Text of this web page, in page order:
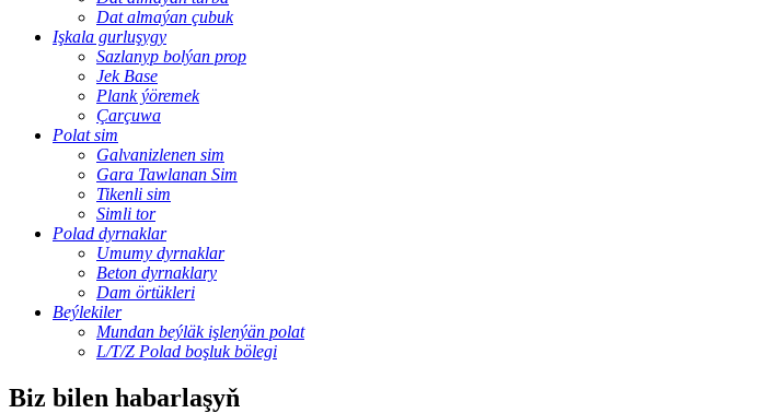
Dat almaýan çubuk
Işkala gurluşygy
Sazlanyp bolýan prop
Jek Base
Plank ýöremek
Çarçuwa
Polat sim
Galvanizlenen sim
Gara Tawlanan Sim
Tikenli sim
Simli tor
Polad dyrnaklar
Umumy dyrnaklar
Beton dyrnaklary
Dam örtükleri
Beýlekiler
Mundan beýläk işlenýän polat
L/T/Z Polad boşluk bölegi
Biz bilen habarlaşyň